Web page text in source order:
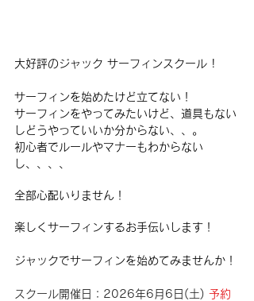
大好評のジャック サーフィンスクール !
サーフィンを始めたけど立てない！
サーフィンをやってみたいけど、道具もない
しどうやっていいか分からない、、。
初心者でルールやマナーもわからない
し、、、、
全部心配いりません！
楽しくサーフィンするお手伝いします！
ジャックでサーフィンを始めてみませんか！
スクール開催日：2026年6月6日(土) 予約